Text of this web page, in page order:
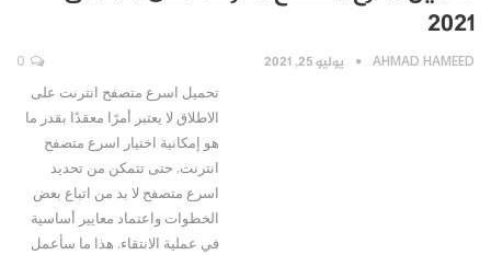
2021
AHMAD HAMEED يوليو 25, 2021
تحميل اسرع متصفح انترنت على
الاطلاق لا يعتبر أمرًا معقدًا بقدر ما
هو إمكانية اختيار اسرع متصفح
انترنت. حتى تتمكن من تحديد
اسرع متصفح لا بد من اتباع بعض
الخطوات واعتماد معايير أساسية
في عملية الانتقاء. هذا ما سأعمل